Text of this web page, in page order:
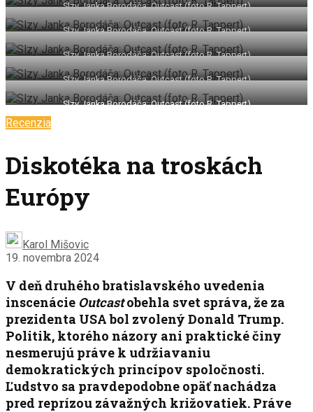
Slzy Janka Borodáča: Outcast (foto R. Tappert)
Slzy Janka Borodáča: Outcast (foto R. Tappert)
Slzy Janka Borodáča: Outcast (foto R. Tappert)
Slzy Janka Borodáča: Outcast (foto R. Tappert)
Slzy Janka Borodáča: Outcast (foto R. Tappert)
Recenzia
Diskotéka na troskách
Európy
Karol Mišovic
19. novembra 2024
V deň druhého bratislavského uvedenia
inscenácie Outcastobehla svet správa, že za
prezidenta USA bol zvolený Donald Trump.
Politik, ktorého názory ani praktické činy
nesmerujú práve k udržiavaniu
demokratických princípov spoločnosti.
Ľudstvo sa pravdepodobne opäť nachádza
pred reprízou závažných križovatiek. Práve